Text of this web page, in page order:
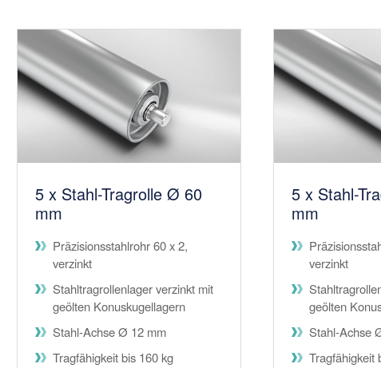
5 x Stahl-Tragrolle Ø 60
mm
Präzisionsstahlrohr 60 x 2,
verzinkt
Stahltragrollenlager verzinkt mit
geölten Konuskugellagern
Stahl-Achse Ø 12 mm
Tragfähigkeit bis 160 kg
5 x Stahl-
mm
verzinkt
geölten
Stahl-Achse
Tragfähigkeit